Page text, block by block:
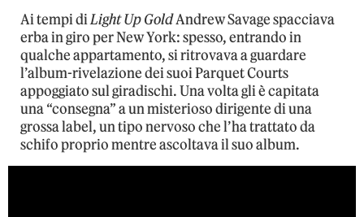
Ai tempi diLight Up GoldAndrew Savage spacciava
erba in giro per New York: spesso, entrando in
qualche appartamento, si ritrovava a guardare
l’album-rivelazione dei suoi Parquet Courts
appoggiato sul giradischi. Una volta gli è capitata
una “consegna” a un misterioso dirigente di una
grossa label, un tipo nervoso che l’ha trattato da
schifo proprio mentre ascoltava il suo album.